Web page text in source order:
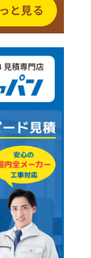
と見る